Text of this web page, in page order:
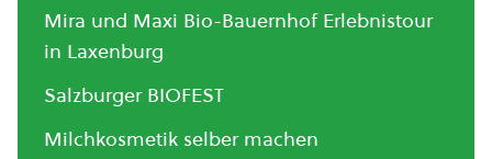
Mira und Maxi Bio-Bauernhof Erlebnistour
in Laxenburg
Salzburger BIOFEST
Milchkosmetik selber machen